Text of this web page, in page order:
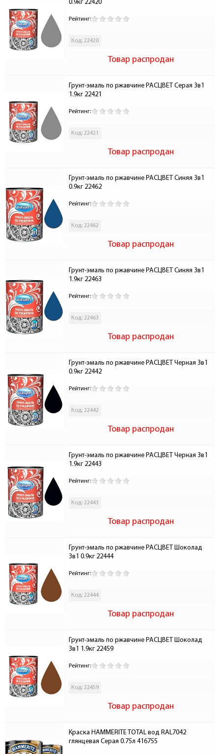
0.9кг 22420
Рейтинг:
Код: 22420
Товар распродан
Грунт-эмаль по ржавчине РАСЦВЕТ Серая 3в1
1.9кг 22421
Рейтинг:
Код: 22421
Товар распродан
Грунт-эмаль по ржавчине РАСЦВЕТ Синяя 3в1
0.9кг 22462
Рейтинг:
Код: 22462
Товар распродан
Грунт-эмаль по ржавчине РАСЦВЕТ Синяя 3в1
1.9кг 22463
Рейтинг:
Код: 22463
Товар распродан
Грунт-эмаль по ржавчине РАСЦВЕТ Черная 3в1
0.9кг 22442
Рейтинг:
Код: 22442
Товар распродан
Грунт-эмаль по ржавчине РАСЦВЕТ Черная 3в1
1.9кг 22443
Рейтинг:
Код: 22443
Товар распродан
Грунт-эмаль по ржавчине РАСЦВЕТ Шоколад
3в1 0.9кг 22444
Рейтинг:
Код: 22444
Товар распродан
Грунт-эмаль по ржавчине РАСЦВЕТ Шоколад
3в1 1.9кг 22459
Рейтинг:
Код: 22459
Товар распродан
Краска HAMMERITE TOTAL вод RAL7042
глянцевая Серая 0.75л 416755